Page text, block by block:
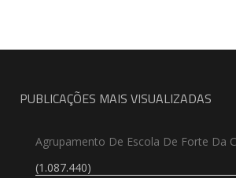
PUBLICAÇÕES MAIS VISUALIZADAS
Agrupamento De Escola De Forte Da
(1.087.440)